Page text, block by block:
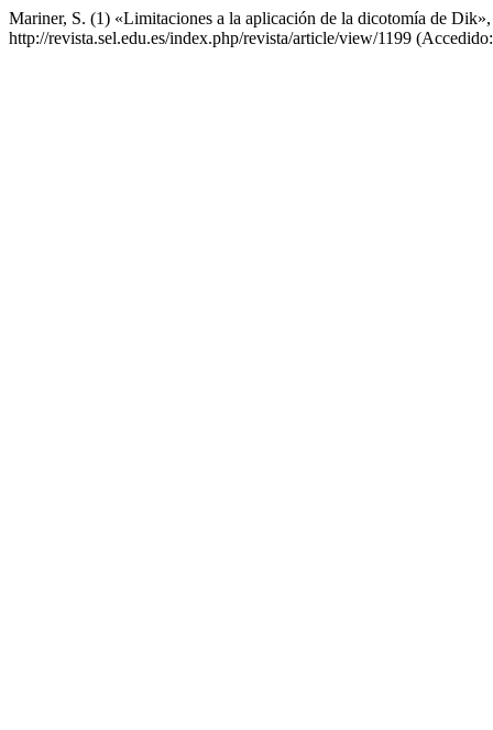
Mariner, S. (1) «Limitaciones a la aplicación de la dicotomía de
http://revista.sel.edu.es/index.php/revista/article/view/1199